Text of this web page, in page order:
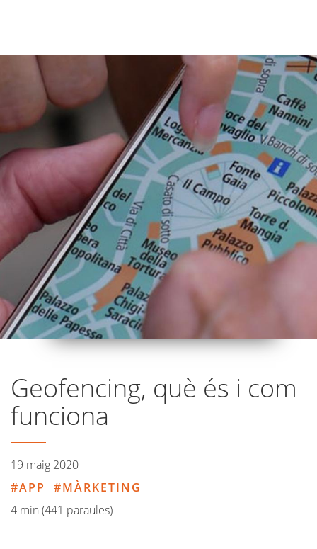
Geofencing, què és i com
funciona
19 maig 2020
APP
MÀRKETING
4 min (441 paraules)